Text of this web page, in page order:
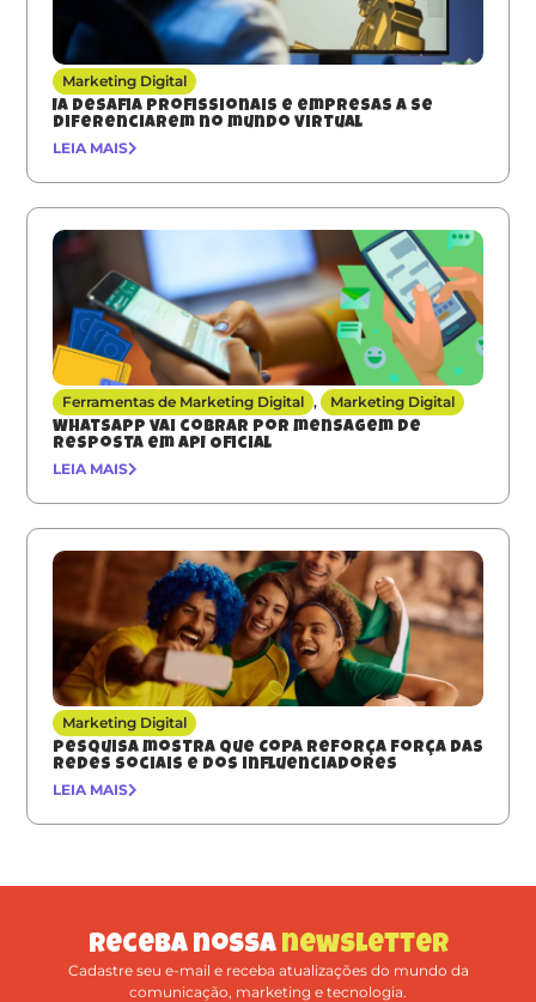
Marketing Digital
IA desafia profissionais e empresas a se
diferenciarem no mundo virtual
LEIA MAIS
Ferramentas de Marketing Digital , Marketing Digital
Whatsapp vai cobrar por mensagem de
resposta em API Oficial
LEIA MAIS
Marketing Digital
Pesquisa mostra que Copa reforça força das
redes sociais e dos influenciadores
LEIA MAIS
Receba nossa newsletter
Cadastre seu e-mail e receba atualizações do mundo da
comunicação, marketing e tecnologia.